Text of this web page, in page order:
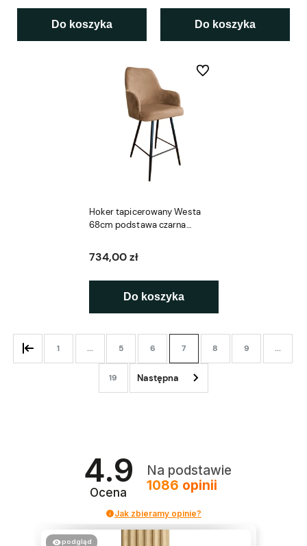
Do koszyka Do koszyka
Hoker tapicerowany Westa
68cm podstawa czarna
734,00 zł
Do koszyka
Do ulubionych
1 ... 5 6 7 8 9 ...
19
4.9
Ocena
Na podstawie
1086 opinii
Jak zbieramy opinie?
podgląd